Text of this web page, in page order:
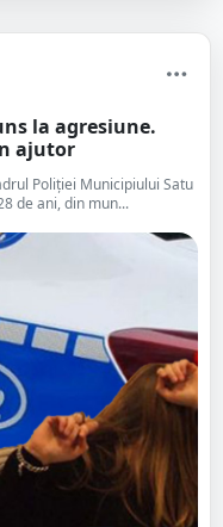
la agresiune.
ajutor
Poliției Municipiului Satu
de ani, din mun...